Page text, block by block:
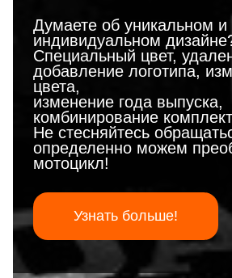
Думаете об уникальном и
индивидуальном
Специальный цвет,
добавление логотипа,
цвета,
изменение года выпуска,
комбинирование
Не стесняйтесь
определенно можем
мотоцикл!
Узнать больше!